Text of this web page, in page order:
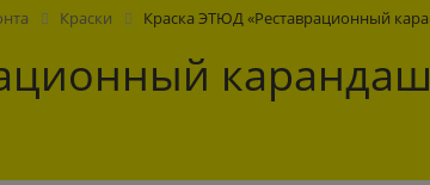
Краски Краска ЭТЮД «Реставрационный